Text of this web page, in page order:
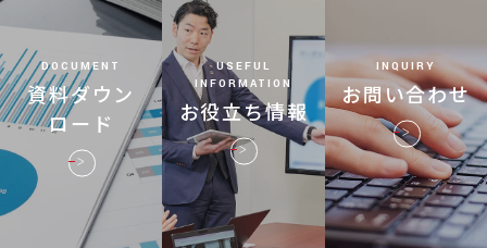
DOCUMENT
資料ダウン
ロード
USEFUL
INFORMATION
お役立ち情報
INQUIRY
お問い合わせ